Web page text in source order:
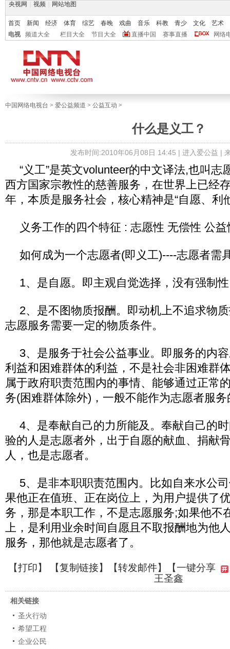
央视网 视频 网站地图
首页 新闻 经济 体育 综艺 春晚 戏曲 音乐 科教 青少 文化
艺术
电视
频道大全 栏目大全 节目大全 直播中国 赛事直播 网络
中国网络电视台 > 爱公益频道 > 公益互动 >
什么是义工？
发布时间:2010年06月08日 14:45 | 进入爱公益 |
“义工”是英文volunteer的中文译法,也叫志
西方国家宗教性的慈善服务，在世界上已经
年，本质是服务社会，核心精神是“自愿、利
义务工作的四个特征 : 志愿性 无偿性 公
如何成为一个志愿者(即义工)----志愿者需
1、是自愿。即主观自觉选择，没有强制
2、是不图物质报酬。即动机上不追求物
志愿服务需要一定的物质条件。
3、是服务于社会公益事业。即服务的内
利益和困难群体的利益，不是社会非困难群
属于政府职责范围内的事情、能够通过正常
务(困难群体除外)，一般不能作为志愿者服
4、是奉献自己的力所能及。奉献自己的
验的人是志愿者外，出于自愿的献血、捐献
人，也是志愿者。
5、是非本职职责范围内。比如自来水公
果他正在值班、正在岗位上，为用户提供了
务，那是本职工作，不是志愿服务;如果他不
上，是利用业余时间自愿且不取报酬地为他
服务，那他就是志愿者了。
【打印】 【复制链接】【转发邮件】【一键分享
王圣鑫
相关链接
圣火行动
希望工程
企业公民